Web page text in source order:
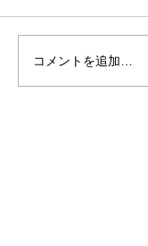
コメントを追加…